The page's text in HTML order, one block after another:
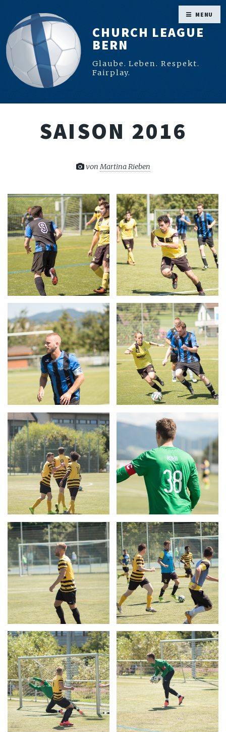
CHURCH LEAGUE
BERN
Glaube. Leben. Respekt.
Fairplay.
SAISON 2016
vonMartina Rieben
MENU